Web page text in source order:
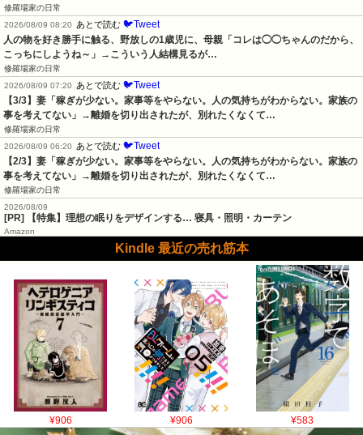
修羅場家の日常
2026/08/09 08:20
あとで読む 🐦Tweet
人の物を好き勝手に触る、野放しの1歳児に、母親「コレは◯◯ちゃんのだから、
こっちにしようね～」→こういう人結構見るが…
修羅場家の日常
2026/08/09 07:20
あとで読む 🐦Tweet
【3/3】妻「稼ぎが少ない。家事等をやらない。人の気持ちがわからない。家族の
事を考えてない」→離婚を切り出されたが、別れたくなくて…
修羅場家の日常
2026/08/09 06:20
あとで読む 🐦Tweet
【2/3】妻「稼ぎが少ない。家事等をやらない。人の気持ちがわからない。家族の
事を考えてない」→離婚を切り出されたが、別れたくなくて…
修羅場家の日常
2026/08/09
[PR] 【特集】理想の眠りをデザインする… 寝具・照明・カーテン
Amazon
Kindle 最近の売れ筋本
¥906 ¥906 ¥583